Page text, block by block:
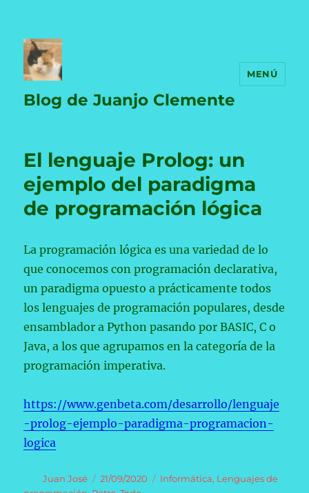
Blog de Juanjo Clemente
MENÚ
El lenguaje Prolog: un
ejemplo del paradigma
de programación lógica
La programación lógica es una variedad de lo
que conocemos con programación declarativa,
un paradigma opuesto a prácticamente todos
los lenguajes de programación populares, desde
ensamblador a Python pasando por BASIC, C o
Java, a los que agrupamos en la categoría de la
programación imperativa.
https://www.genbeta.com/desarrollo/lenguaje
-prolog-ejemplo-paradigma-programacion-
logica
Autor
Juan José
Publicado
21/09/2020 Categorías
Informática, Lenguajes de